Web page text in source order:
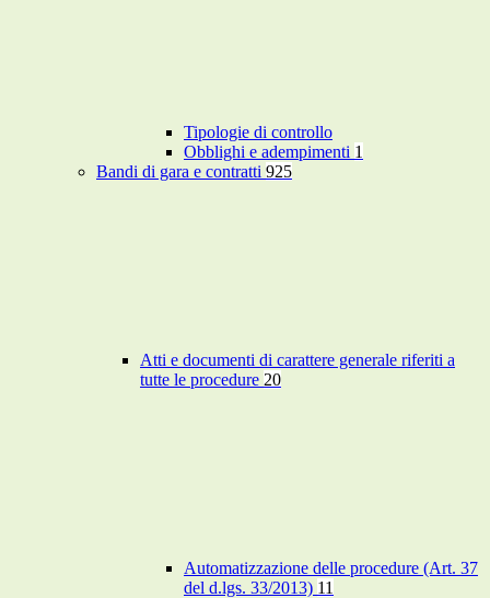
Tipologie di controllo
Obblighi e adempimenti 1
Bandi di gara e contratti 925
Atti e documenti di carattere generale riferiti a
tutte le procedure 20
Automatizzazione delle procedure (Art. 37
del d.lgs. 33/2013) 11